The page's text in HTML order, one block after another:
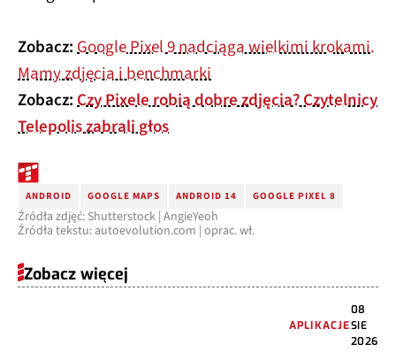
Zobacz:Google Pixel 9 nadciąga wielkimi krokami.
Mamy zdjęcia i benchmarki
Zobacz:Czy Pixele robią dobre zdjęcia? Czytelnicy
Telepolis zabrali głos
ANDROID GOOGLE MAPS ANDROID 14 GOOGLE PIXEL 8
Źródła zdjęć: Shutterstock | AngieYeoh
Źródła tekstu: autoevolution.com | oprac. wł.
Zobacz więcej
APLIKACJE
08
SIE
2026